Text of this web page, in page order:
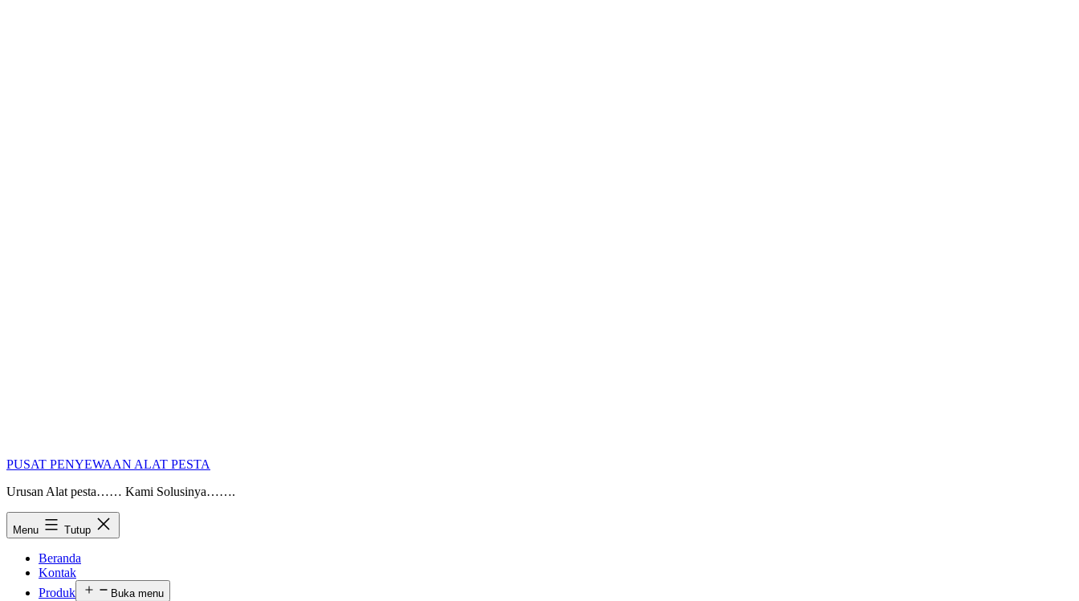
PUSAT PENYEWAAN ALAT PESTA
Urusan Alat pesta…… Kami Solusinya…….
Menu Tutup
Beranda
Kontak
Produk
Buka menu